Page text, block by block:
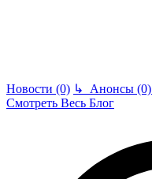
Новости (0) ↳ Анонсы (0)
Смотреть Весь Блог